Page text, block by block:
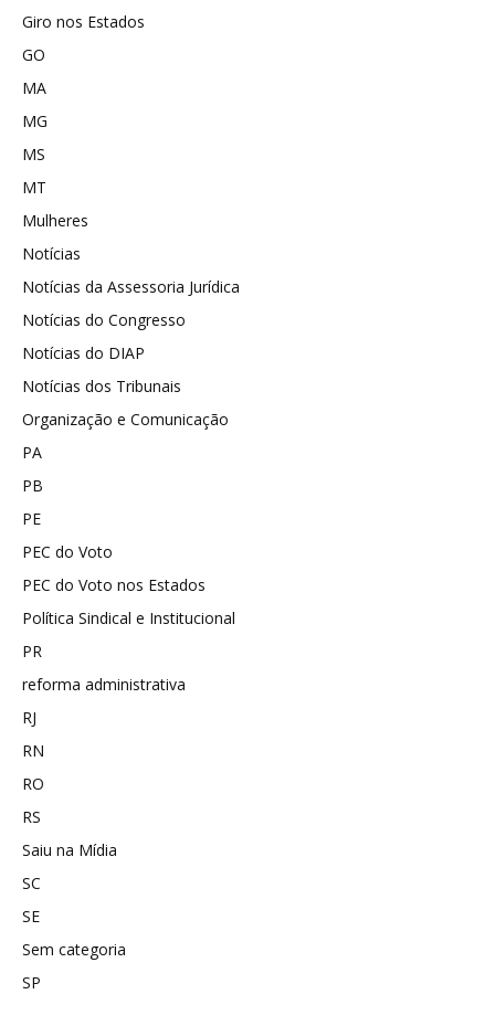
Giro nos Estados
GO
MA
MG
MS
MT
Mulheres
Notícias
Notícias da Assessoria Jurídica
Notícias do Congresso
Notícias do DIAP
Notícias dos Tribunais
Organização e Comunicação
PA
PB
PE
PEC do Voto
PEC do Voto nos Estados
Política Sindical e Institucional
PR
reforma administrativa
RJ
RN
RO
RS
Saiu na Mídia
SC
SE
Sem categoria
SP